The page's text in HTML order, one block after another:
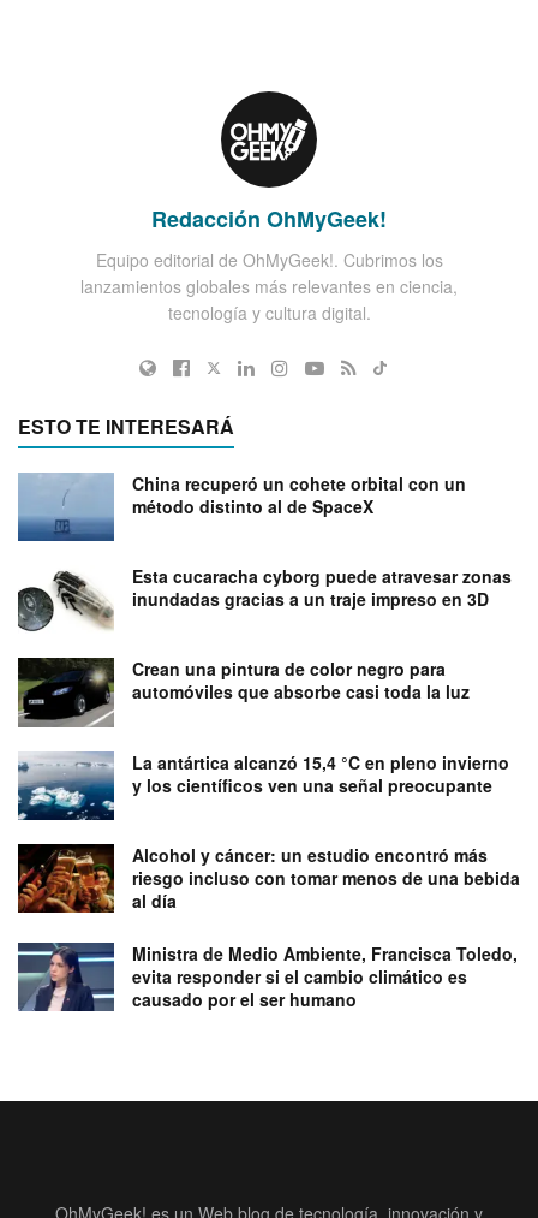
Redacción OhMyGeek!
Equipo editorial de OhMyGeek!. Cubrimos los
lanzamientos globales más relevantes en ciencia,
tecnología y cultura digital.
ESTO TE INTERESARÁ
China recuperó un cohete orbital con un
método distinto al de SpaceX
Esta cucaracha cyborg puede atravesar zonas
inundadas gracias a un traje impreso en 3D
Crean una pintura de color negro para
automóviles que absorbe casi toda la luz
La antártica alcanzó 15,4 °C en pleno invierno
y los científicos ven una señal preocupante
Alcohol y cáncer: un estudio encontró más
riesgo incluso con tomar menos de una bebida
al día
Ministra de Medio Ambiente, Francisca Toledo,
evita responder si el cambio climático es
causado por el ser humano
OhMyGeek! es un Web blog de tecnología, innovación y